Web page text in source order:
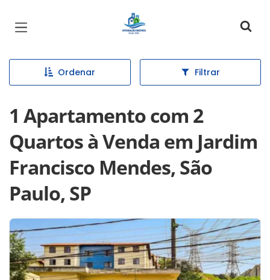
Página inicial
Ordenar Filtrar
1 Apartamento com 2
Quartos à Venda em Jardim
Francisco Mendes, São
Paulo, SP